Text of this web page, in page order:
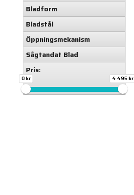
Bladform
Bladstål
Öppningsmekanism
Sågtandat Blad
Pris:
0 kr 4 495 kr